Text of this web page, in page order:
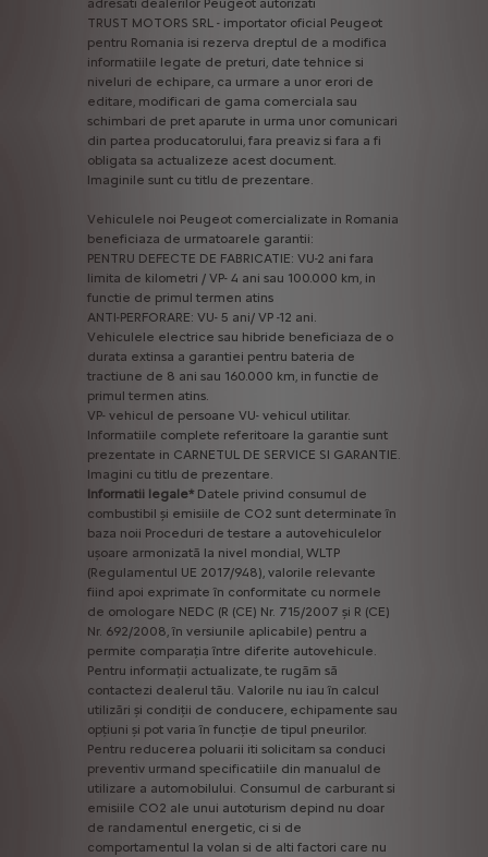
TRUST MOTORS SRL - importator oficial Peugeot
pentru Romania isi rezerva dreptul de a modifica
informatiile legate de preturi, date tehnice si
niveluri de echipare, ca urmare a unor erori de
editare, modificari de gama comerciala sau
schimbari de pret aparute in urma unor comunicari
din partea producatorului, fara preaviz si fara a fi
obligata sa actualizeze acest document.
Imaginile sunt cu titlu de prezentare.
Vehiculele noi Peugeot comercializate in Romania
beneficiaza de urmatoarele garantii:
PENTRU DEFECTE DE FABRICATIE: VU-2 ani fara
limita de kilometri / VP- 4 ani sau 100.000 km, in
functie de primul termen atins
ANTI-PERFORARE: VU- 5 ani/ VP -12 ani.
Vehiculele electrice sau hibride beneficiaza de o
durata extinsa a garantiei pentru bateria de
tractiune de 8 ani sau 160.000 km, in functie de
primul termen atins.
VP- vehicul de persoane VU- vehicul utilitar.
Informatiile complete referitoare la garantie sunt
prezentate in CARNETUL DE SERVICE SI GARANTIE.
Imagini cu titlu de prezentare.
Informatii legale* Datele privind consumul de
combustibil și emisiile de CO2 sunt determinate în
baza noii Proceduri de testare a autovehiculelor
ușoare armonizată la nivel mondial, WLTP
(Regulamentul UE 2017/948), valorile relevante
fiind apoi exprimate în conformitate cu normele
de omologare NEDC (R (CE) Nr. 715/2007 și R (CE)
Nr. 692/2008, în versiunile aplicabile) pentru a
permite comparația între diferite autovehicule.
Pentru informații actualizate, te rugăm să
contactezi dealerul tău. Valorile nu iau în calcul
utilizări și condiții de conducere, echipamente sau
opțiuni și pot varia în funcție de tipul pneurilor.
Pentru reducerea poluarii iti solicitam sa conduci
preventiv urmand specificatiile din manualul de
utilizare a automobilului. Consumul de carburant si
emisiile CO2 ale unui autoturism depind nu doar
de randamentul energetic, ci si de
comportamentul la volan si de alti factori care nu